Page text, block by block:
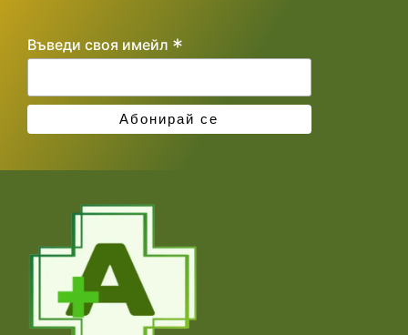
Въведи своя имейл *